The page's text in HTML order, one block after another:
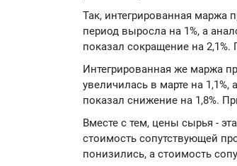
Так, интегрированная маржа
период выросла на 1%, а
показал сокращение на
Интегрированная же маржа
увеличилась в марте на
показал снижение на 1,8%.
Вместе с тем, цены сырья -
стоимость сопутствующей
понизились, а стоимость